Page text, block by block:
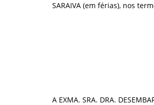
SARAIVA (em férias), nos
A EXMA. SRA. DRA.